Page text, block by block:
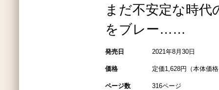
まだ不安定な時代
をブレー……
発売日 2021年8月30日
価格 定価1,628円（本体価
ページ数 316ページ